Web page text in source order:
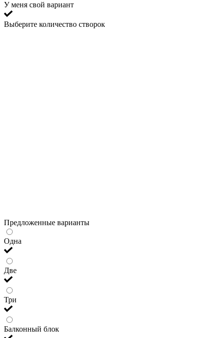
У меня свой вариант
Выберите количество створок
Предложенные варианты
Одна
Две
Три
Балконный блок